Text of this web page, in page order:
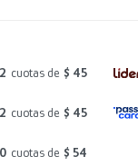
cuotas de $ 45
cuotas de $ 45
cuotas de $ 54